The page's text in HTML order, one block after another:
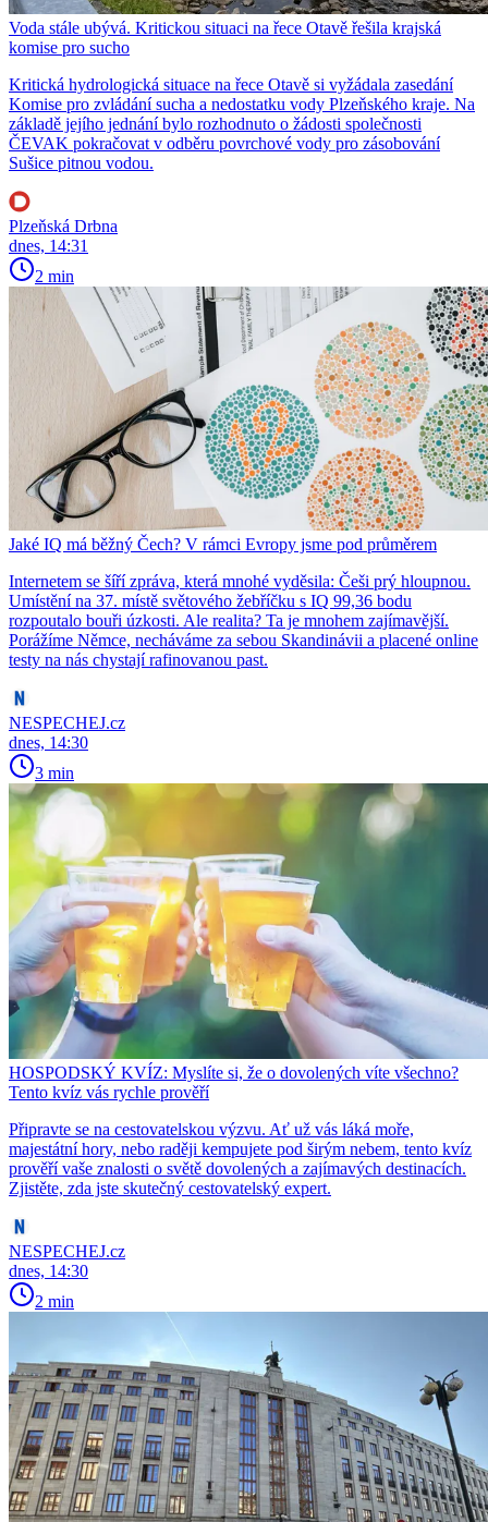
Voda stále ubývá. Kritickou situaci na řece Otavě řešila krajská
komise pro sucho
Kritická hydrologická situace na řece Otavě si vyžádala zasedání
Komise pro zvládání sucha a nedostatku vody Plzeňského kraje. Na
základě jejího jednání bylo rozhodnuto o žádosti společnosti
ČEVAK pokračovat v odběru povrchové vody pro zásobování
Sušice pitnou vodou.
Plzeňská Drbna
dnes, 14:31
2 min
Jaké IQ má běžný Čech? V rámci Evropy jsme pod průměrem
Internetem se šíří zpráva, která mnohé vyděsila: Češi prý hloupnou.
Umístění na 37. místě světového žebříčku s IQ 99,36 bodu
rozpoutalo bouři úzkosti. Ale realita? Ta je mnohem zajímavější.
Porážíme Němce, necháváme za sebou Skandinávii a placené online
testy na nás chystají rafinovanou past.
NESPECHEJ.cz
dnes, 14:30
3 min
HOSPODSKÝ KVÍZ: Myslíte si, že o dovolených víte všechno?
Tento kvíz vás rychle prověří
Připravte se na cestovatelskou výzvu. Ať už vás láká moře,
majestátní hory, nebo raději kempujete pod širým nebem, tento kvíz
prověří vaše znalosti o světě dovolených a zajímavých destinacích.
Zjistěte, zda jste skutečný cestovatelský expert.
NESPECHEJ.cz
dnes, 14:30
2 min